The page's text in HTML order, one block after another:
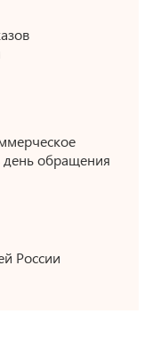
обращения
России